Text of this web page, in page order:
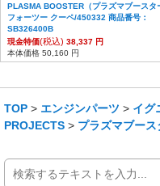
PLASMA BOOSTER（プラズマブースタ
フォーツー クーペ/450332 商品番号：
SB326400B
現金特価(税込) 38,337 円
本体価格 50,160 円
TOP > エンジンパーツ > イグ
PROJECTS > プラズマブー